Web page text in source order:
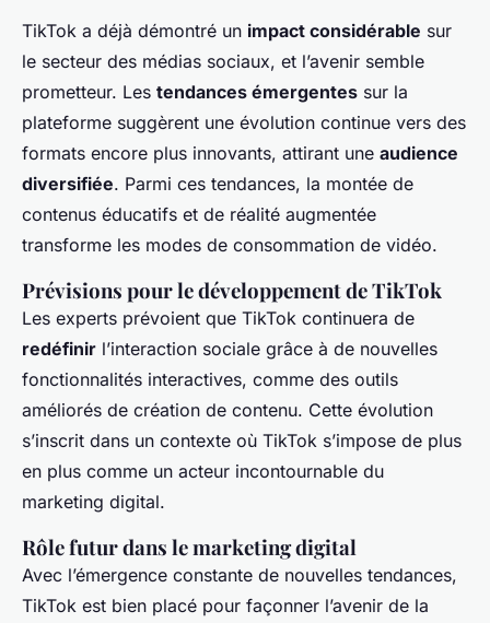
TikTok a déjà démontré un impact considérable sur
le secteur des médias sociaux, et l’avenir semble
prometteur. Les tendances émergentes sur la
plateforme suggèrent une évolution continue vers des
formats encore plus innovants, attirant une audience
diversifiée. Parmi ces tendances, la montée de
contenus éducatifs et de réalité augmentée
transforme les modes de consommation de vidéo.
Prévisions pour le développement de TikTok
Les experts prévoient que TikTok continuera de
redéfinir l’interaction sociale grâce à de nouvelles
fonctionnalités interactives, comme des outils
améliorés de création de contenu. Cette évolution
s’inscrit dans un contexte où TikTok s’impose de plus
en plus comme un acteur incontournable du
marketing digital.
Rôle futur dans le marketing digital
Avec l’émergence constante de nouvelles tendances,
TikTok est bien placé pour façonner l’avenir de la